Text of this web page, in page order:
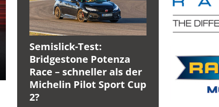
Semislick-Test:
Bridgestone Potenza
Race – schneller als der
Michelin Pilot Sport Cup
2?